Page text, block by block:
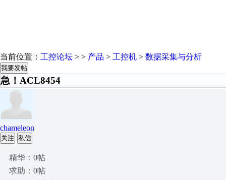
当前位置： 工控论坛 > > 产品 > 工控机 > 数据采集与分析
我要发帖
急！ACL8454
chameleon
关注 私信
精华：0帖
求助：0帖